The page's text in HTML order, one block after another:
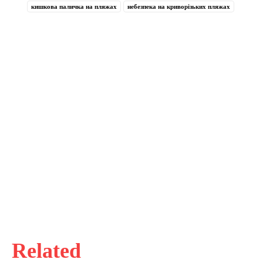
Related
кишкова паличка на пляжах небезпека на криворізьких пляжах